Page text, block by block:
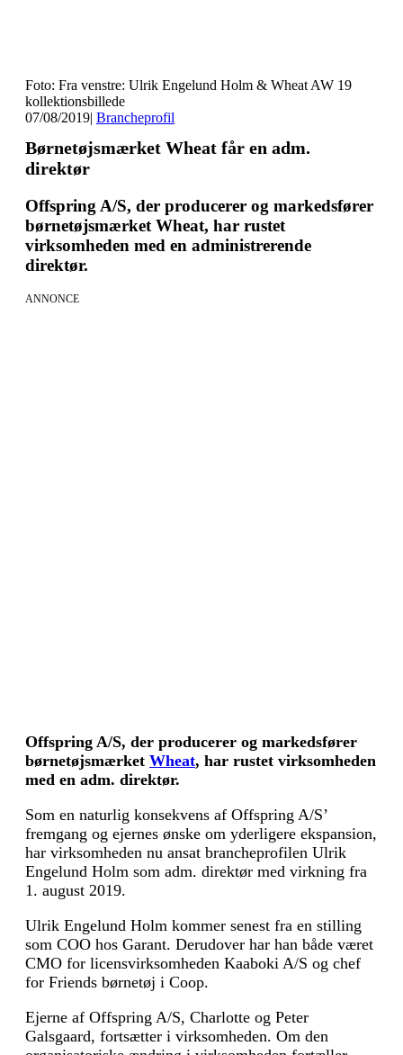
Foto: Fra venstre: Ulrik Engelund Holm & Wheat AW 19
kollektionsbillede
07/08/2019| Brancheprofil
Børnetøjsmærket Wheat får en adm.
direktør
Offspring A/S, der producerer og markedsfører
børnetøjsmærket Wheat, har rustet
virksomheden med en administrerende
direktør.
ANNONCE
Offspring A/S, der producerer og markedsfører
børnetøjsmærket Wheat, har rustet virksomheden
med en adm. direktør.
Som en naturlig konsekvens af Offspring A/S’
fremgang og ejernes ønske om yderligere ekspansion,
har virksomheden nu ansat brancheprofilen Ulrik
Engelund Holm som adm. direktør med virkning fra
1. august 2019.
Ulrik Engelund Holm kommer senest fra en stilling
som COO hos Garant. Derudover har han både været
CMO for licensvirksomheden Kaaboki A/S og chef
for Friends børnetøj i Coop.
Ejerne af Offspring A/S, Charlotte og Peter
Galsgaard, fortsætter i virksomheden. Om den